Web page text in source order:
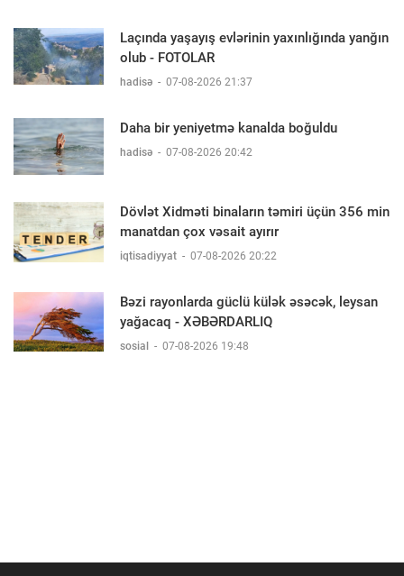
Laçında yaşayış evlərinin yaxınlığında yanğın
olub - FOTOLAR
hadisə - 07-08-2026 21:37
Daha bir yeniyetmə kanalda boğuldu
hadisə - 07-08-2026 20:42
Dövlət Xidməti binaların təmiri üçün 356 min
manatdan çox vəsait ayırır
iqtisadiyyat - 07-08-2026 20:22
Bəzi rayonlarda güclü külək əsəcək, leysan
yağacaq - XƏBƏRDARLIQ
sosial - 07-08-2026 19:48